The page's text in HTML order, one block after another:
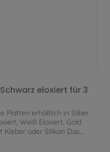
eloxiert für 3
Platten erhältlich in Silber
Weiß Eloxiert, Gold
Verbindung zweier
Zusätzlich können